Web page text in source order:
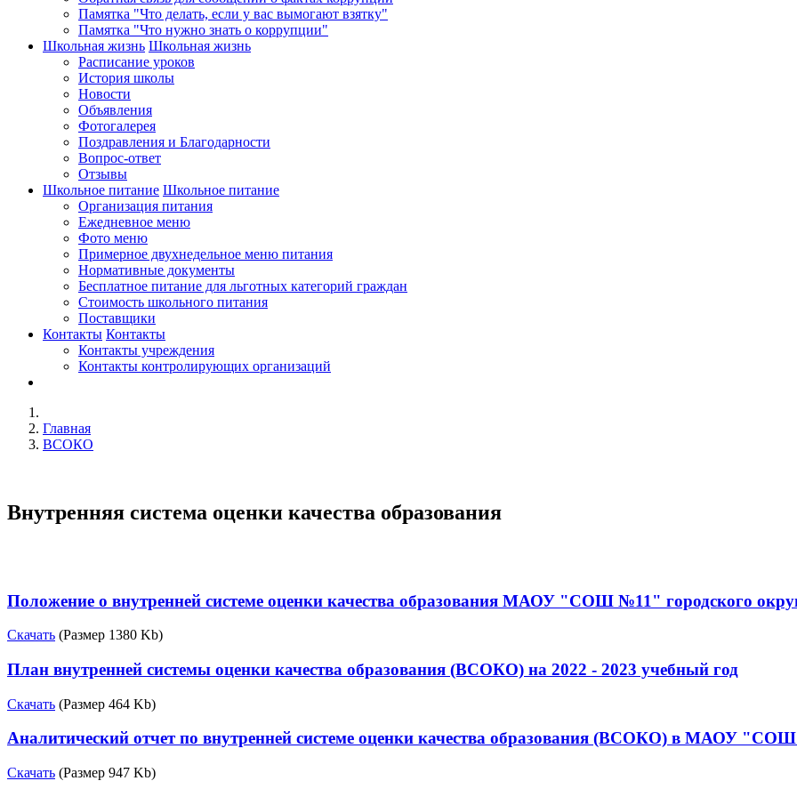
Памятка "Что делать, если у вас вымогают взятку"
Памятка "Что нужно знать о коррупции"
Школьная жизнь Школьная жизнь
Расписание уроков
История школы
Новости
Объявления
Фотогалерея
Поздравления и Благодарности
Вопрос-ответ
Отзывы
Школьное питание Школьное питание
Организация питания
Ежедневное меню
Фото меню
Примерное двухнедельное меню питания
Нормативные документы
Бесплатное питание для льготных категорий граждан
Стоимость школьного питания
Поставщики
Контакты Контакты
Контакты учреждения
Контакты контролирующих организаций
Главная
ВСОКО
Внутренняя система оценки качества образования
Положение о внутренней системе оценки качества образования МАОУ "СОШ №11" городского
Скачать (Размер 1380 Kb)
План внутренней системы оценки качества образования (ВСОКО) на 2022 - 2023 учебный год
Скачать (Размер 464 Kb)
Аналитический отчет по внутренней системе оценки качества образования (ВСОКО) в МАОУ
Скачать (Размер 947 Kb)